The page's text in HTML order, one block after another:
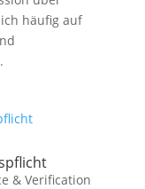
häufig auf
& Verification